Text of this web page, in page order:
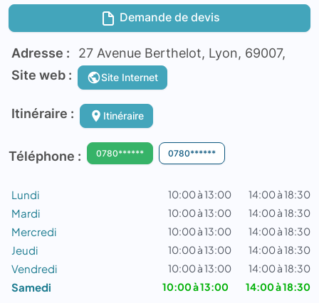
Demande de devis
Adresse :
27 Avenue Berthelot, Lyon, 69007,
Site web :
Site Internet
Itinéraire : Itinéraire
Téléphone : 0780****** 0780******
Lundi 10:00 à 13:00 14:00 à 18:30
Mardi 10:00 à 13:00 14:00 à 18:30
Mercredi 10:00 à 13:00 14:00 à 18:30
Jeudi 10:00 à 13:00 14:00 à 18:30
Vendredi 10:00 à 13:00 14:00 à 18:30
Samedi 10:00 à 13:00 14:00 à 18:30